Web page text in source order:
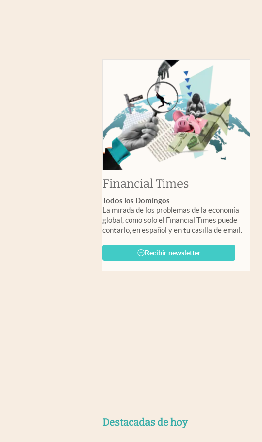
Financial Timesabre en
Todos los Domingos
La mirada de los problemas de la economía
global, como solo el Financial Times puede
contarlo, en español y en tu casilla de email.
Recibir newsletter
Destacadas de hoy